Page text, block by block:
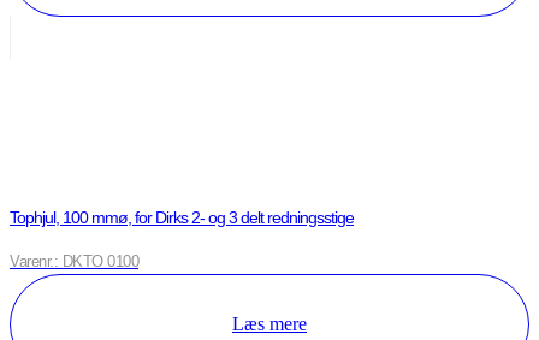
Tophjul, 100 mmø, for Dirks 2- og 3 delt redningsstige
Varenr.: DKTO 0100
Læs mere